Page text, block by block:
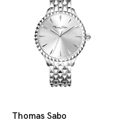
Thomas Sabo